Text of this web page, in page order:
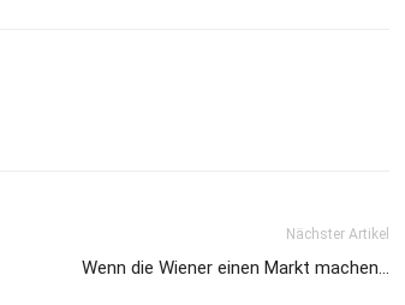
Nächster Artikel
Wenn die Wiener einen Markt machen…